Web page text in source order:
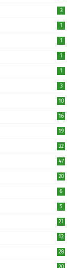
3
1
1
1
1
3
10
16
19
32
47
20
6
5
21
12
28